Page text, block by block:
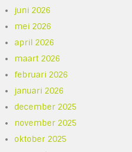
juni 2026
mei 2026
april 2026
maart 2026
februari 2026
januari 2026
december 2025
november 2025
oktober 2025